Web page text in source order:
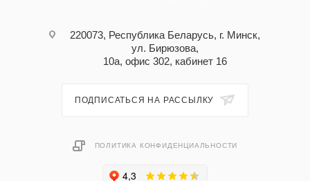
220073, Республика Беларусь, г. Минск,
ул. Бирюзова,
10а, офис 302, кабинет 16
ПОДПИСАТЬСЯ НА РАССЫЛКУ
ПОЛИТИКА КОНФИДЕНЦИАЛЬНОСТИ